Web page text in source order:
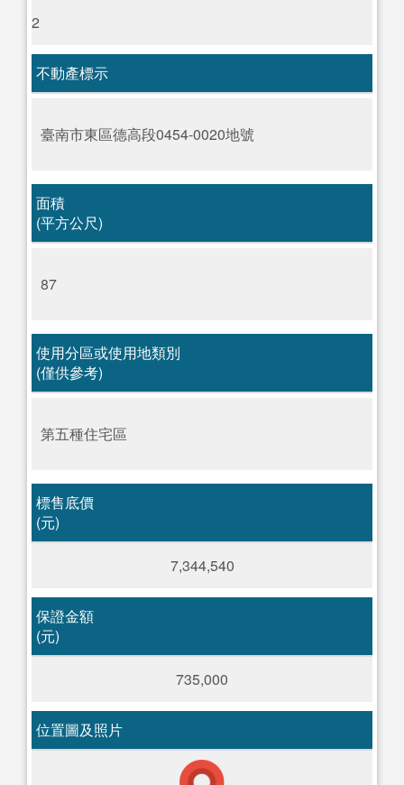
2
不動產標示
臺南市東區德高段0454-0020地號
面積
(平方公尺)
87
使用分區或使用地類別
(僅供參考)
第五種住宅區
標售底價
(元)
7,344,540
保證金額
(元)
735,000
位置圖及照片